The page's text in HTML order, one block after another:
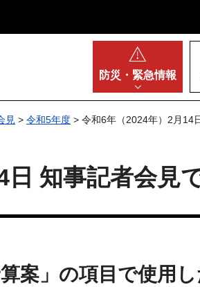
防災・ 緊急情報
見 > 令和5年度 > 令和6年（2024年）2月14
知事記者会見
案」の項目で使用